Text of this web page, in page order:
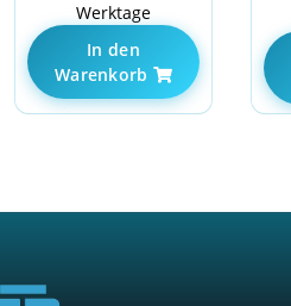
Werktage
In den
Warenkorb